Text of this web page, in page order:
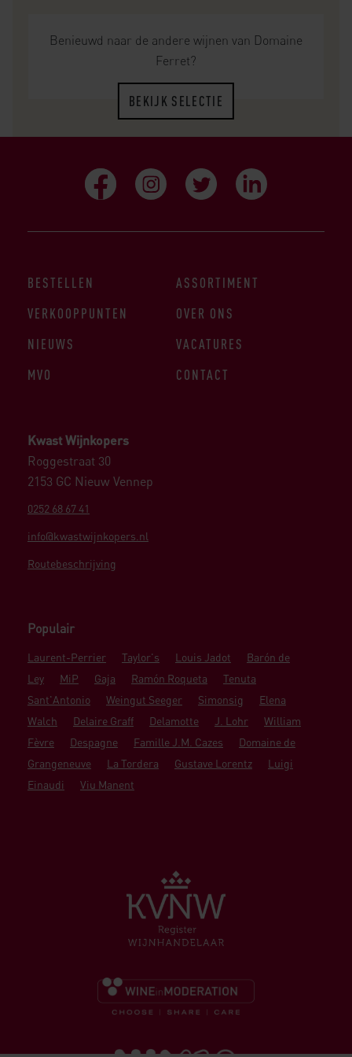
Benieuwd naar de andere wijnen van Domaine
Ferret?
BEKIJK SELECTIE
Kwast Wijnkopers
Roggestraat 30
2153 GC Nieuw Vennep
0252 68 67 41
info@kwastwijnkopers.nl
Routebeschrijving
Populair
Laurent-Perrier Taylor's Louis Jadot
Barón de
Ley
MiP Gaja Ramón Roqueta
Tenuta
Sant'Antonio
Weingut Seeger Simonsig
Elena
Walch
Delaire Graff Delamotte J. Lohr
William
Fèvre
Despagne Famille J.M. Cazes
Domaine de
Grangeneuve
La Tordera Gustave Lorentz
Luigi
Einaudi
Viu Manent
BESTELLEN
ASSORTIMENT
VERKOOPPUNTEN
OVER ONS
NIEUWS
VACATURES
MVO
CONTACT